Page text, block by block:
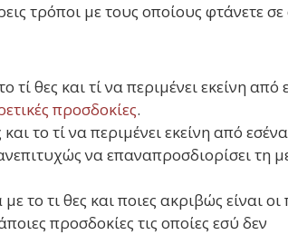
τρόποι με τους οποίους φτάνετε
θες και τί να περιμένει εκείνη από
προσδοκίες.
το τί να περιμένει εκείνη από
να επαναπροσδιορίσει τη
το τι θες και ποιες ακριβώς είναι οι
προσδοκίες τις οποίες εσύ δεν